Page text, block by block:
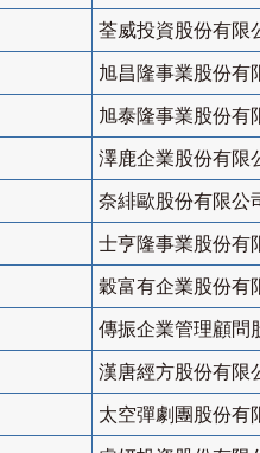
荃威投資股份有限
旭昌隆事業股份有
旭泰隆事業股份有
澤鹿企業股份有限
奈緋歐股份有限公
士亨隆事業股份有
穀富有企業股份有
傳振企業管理顧問
漢唐經方股份有限
太空彈劇團股份有